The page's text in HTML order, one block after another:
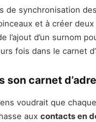
de synchronisation
et à créer
l’ajout d’un surnom
fois dans le carnet
son carnet
voudrait que
aux contacts en